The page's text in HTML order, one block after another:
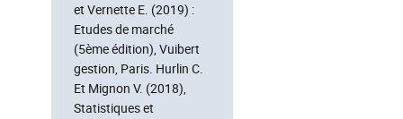
et Vernette E. (2019) :
Etudes de marché
(5ème édition), Vuibert
gestion, Paris. Hurlin C.
Et Mignon V. (2018),
Statistiques et